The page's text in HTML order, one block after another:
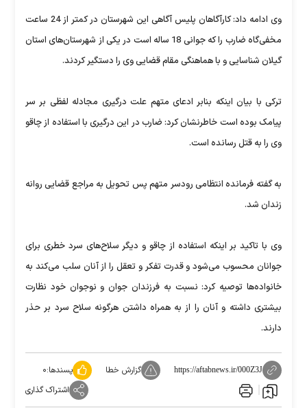
وی ادامه داد: کارآگاهان پلیس آگاهی این شهرستان در کمتر از 24 ساعت
مخفی‌گاه ضارب را که جوانی 18 ساله است در یکی از شهرستان‌های استان
گیلان شناسایی و با هماهنگی مقام قضایی وی را دستگیر کردند.
ترکی با بیان اینکه بنابر ادعای متهم علت درگیری مجادله لفظی بر سر
پیامک بوده است خاطرنشان کرد: ضارب در این درگیری با استفاده از چاقو
وی را به قتل رسانده است.
به گفته فرمانده انتظامی رودسر متهم پس تحویل به مراجع قضایی روانه
زندان شد.
وی با تاکید بر اینکه استفاده از چاقو و دیگر سلاح‌های سرد خطری برای
جوانان محسوب می‌شود و قدرت تفکر و تعقل را از آنان سلب می‌کند به
خانواده‌ها توصیه کرد: نسبت به فرزندان جوان و نوجوان خود نظارت
بیشتری داشته و آنان را از به همراه داشتن هرگونه سلاح سرد بر حذر
دارند.
https://aftabnews.ir/000Z3J گزارش خطا پسندها:۰
اشتراک گذاری